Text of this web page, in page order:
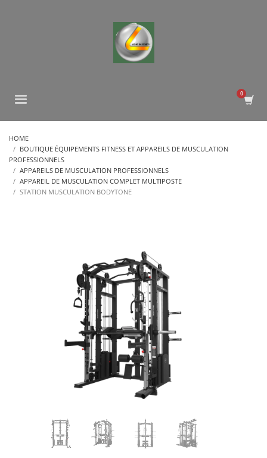
HOME
BOUTIQUE ÉQUIPEMENTS FITNESS ET APPAREILS DE MUSCULATION
PROFESSIONNELS
APPAREILS DE MUSCULATION PROFESSIONNELS
APPAREIL DE MUSCULATION COMPLET MULTIPOSTE
STATION MUSCULATION BODYTONE